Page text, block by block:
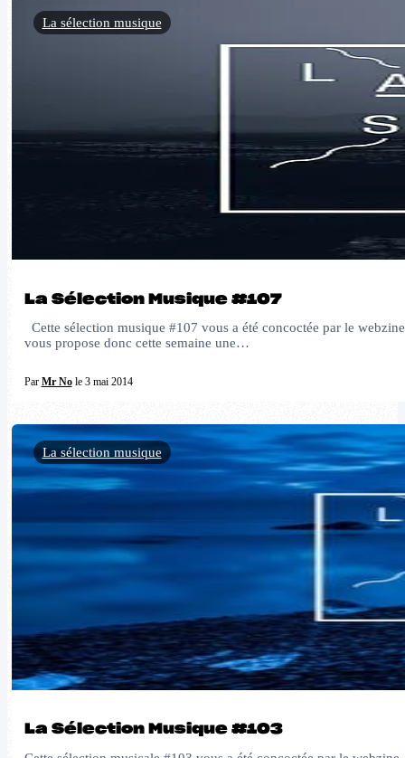
La Sélection Musique #107
Cette sélection musique #107 vous a été concoctée par le
vous propose donc cette semaine une…
Par Mr Nole 3 mai 2014
La sélection musique
La Sélection Musique #103
La sélection musique